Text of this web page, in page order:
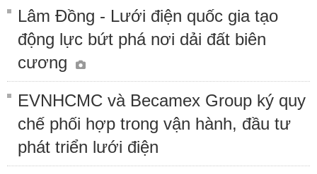
Lâm Đồng - Lưới điện quốc gia tạo
động lực bứt phá nơi dải đất biên
cương
EVNHCMC và Becamex Group ký quy
chế phối hợp trong vận hành, đầu tư
phát triển lưới điện